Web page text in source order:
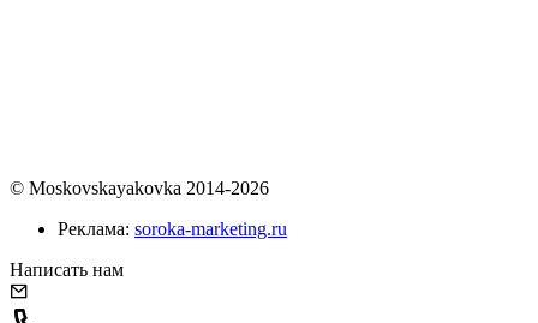
© Moskovskayakovka 2014-2026
Реклама: soroka-marketing.ru
Написать нам